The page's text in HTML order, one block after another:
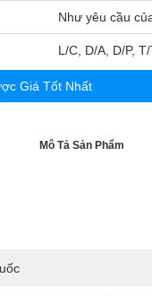
Như yêu cầu
L/C, D/A, D/P,
Giá Tốt Nhất
Mô Tả Sản Phẩm